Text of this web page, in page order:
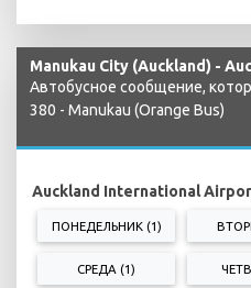
Manukau City (Auckland) -
Автобусное сообщение,
380 - Manukau (Orange Bus)
Auckland International
ПОНЕДЕЛЬНИК (1)
СРЕДА (1)